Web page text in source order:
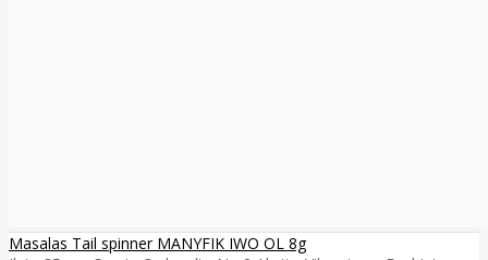
Masalas Tail spinner MANYFIK IWO OL 8g